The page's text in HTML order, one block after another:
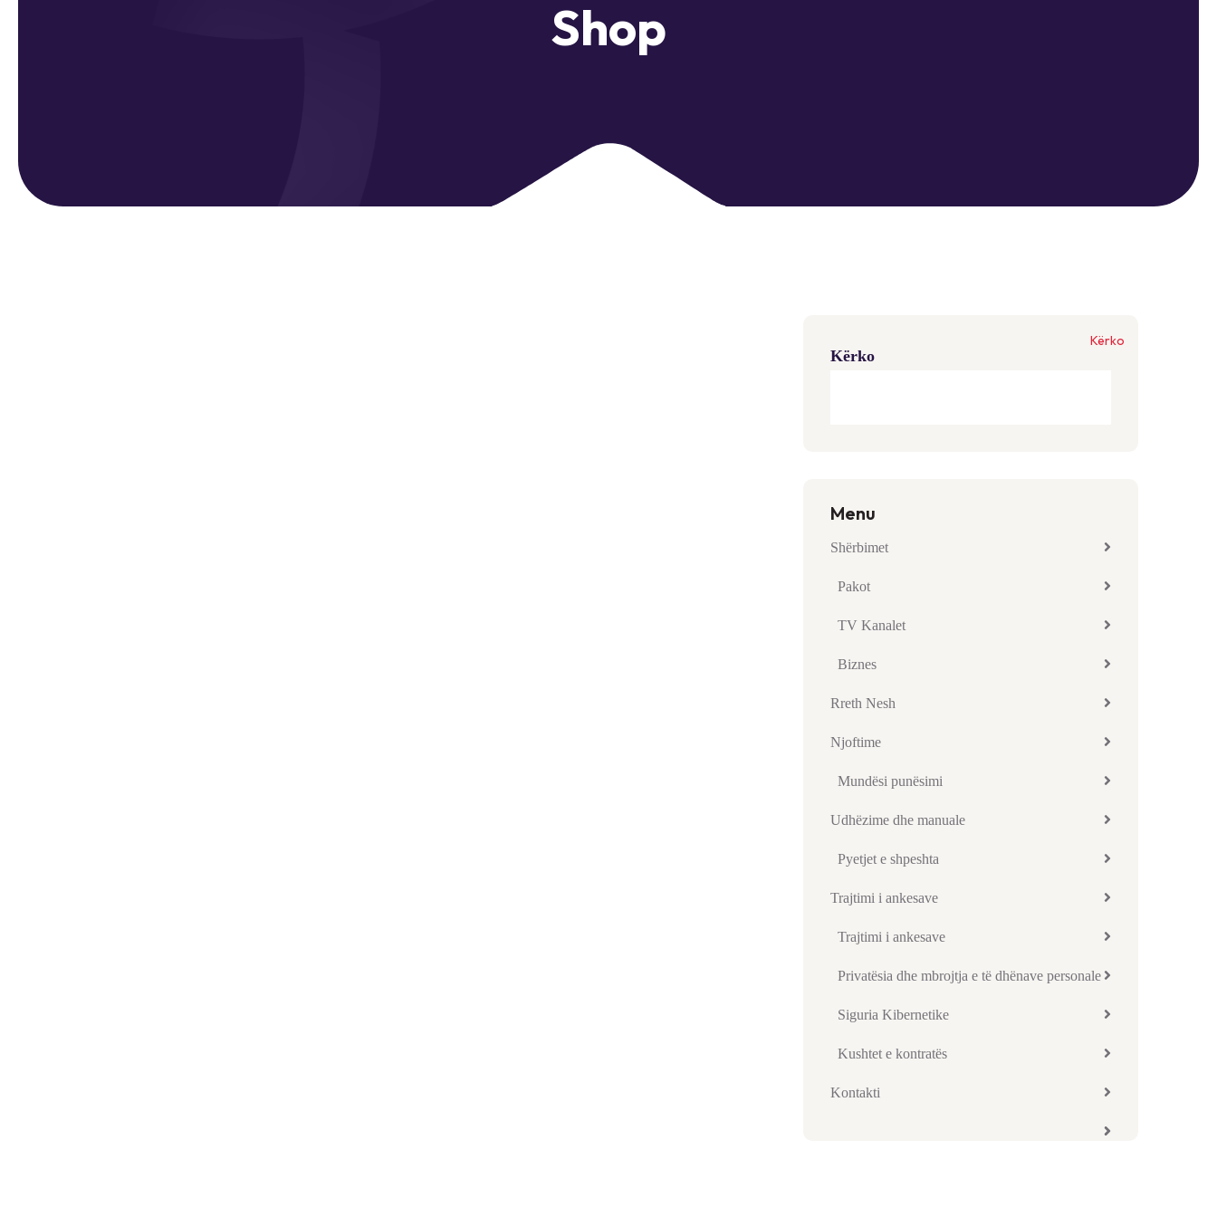
Shop
Kërko
Kërko
Menu
Shërbimet
Pakot
TV Kanalet
Biznes
Rreth Nesh
Njoftime
Mundësi punësimi
Udhëzime dhe manuale
Pyetjet e shpeshta
Trajtimi i ankesave
Trajtimi i ankesave
Privatësia dhe mbrojtja e të dhënave personale
Siguria Kibernetike
Kushtet e kontratës
Kontakti